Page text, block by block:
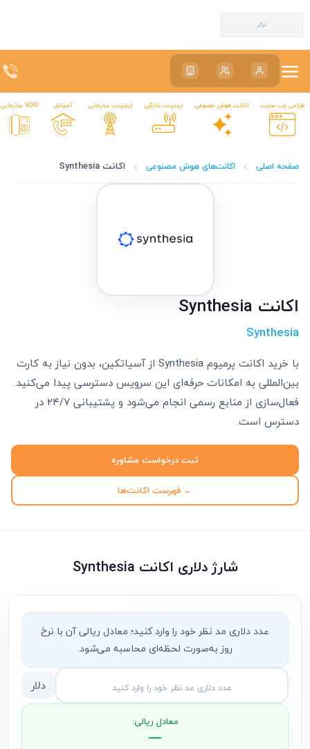
آسیاتکین | اینترنت ADSL، VDSL، LTE و VoIP تبریز
طراحی وب سایت اکانت هوش مصنوعی اینترنت خانگی اینترنت سازمانی آسیاتل VOIP سازمانی
صفحه اصلی اکانت‌های هوش مصنوعی اکانت Synthesia
اکانت Synthesia
Synthesia
با خرید اکانت پرمیوم Synthesia از آسیاتکین، بدون نیاز به کارت
بین‌المللی به امکانات حرفه‌ای این سرویس دسترسی پیدا می‌کنید.
فعال‌سازی از منابع رسمی انجام می‌شود و پشتیبانی ۲۴/۷ در
دسترس است.
ثبت درخواست مشاوره
← فهرست اکانت‌ها
شارژ دلاری اکانت Synthesia
عدد دلاری مد نظر خود را وارد کنید؛ معادل ریالی آن با نرخ
روز به‌صورت لحظه‌ای محاسبه می‌شود.
دلار
معادل ریالی:
—